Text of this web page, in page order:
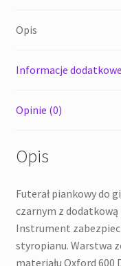
akustycznej
Opis
Informacje dodatkowe
Opinie (0)
Opis
Futerał piankowy do
czarnym z dodatkową
Instrument
styropianu. Warstwa
materiału Oxford